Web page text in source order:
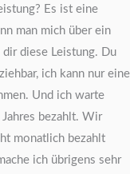
Es ist eine
man mich über ein
dir diese Leistung. Du
ich kann nur eine
Und ich warte
bezahlt. Wir
monatlich bezahlt
ich übrigens sehr